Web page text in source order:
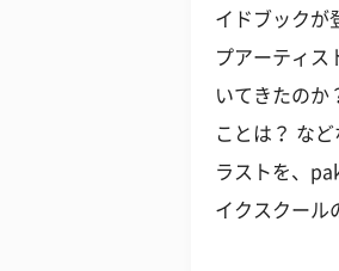
イドブックが
プアーティス
いてきたのか
ことは？ な
ラストを、
イクスクール